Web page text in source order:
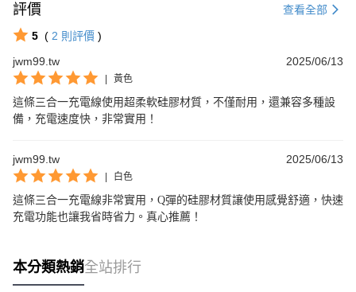
評價 查看全部
5 ( 2 則評價 )
jwm99.tw
2025/06/13
| 黃色
這條三合一充電線使用超柔軟硅膠材質，不僅耐用，還兼容多種設
備，充電速度快，非常實用！
jwm99.tw 2025/06/13
| 白色
這條三合一充電線非常實用，Q彈的硅膠材質讓使用感覺舒適，快速
充電功能也讓我省時省力。真心推薦！
本分類熱銷全站排行